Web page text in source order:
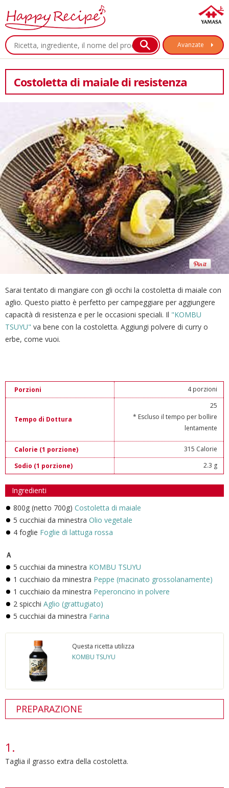
Avanzate
Costoletta di maiale di resistenza
Sarai tentato di mangiare con gli occhi la costoletta di maiale con
aglio. Questo piatto è perfetto per campeggiare per aggiungere
capacità di resistenza e per le occasioni speciali. Il "KOMBU
TSUYU" va bene con la costoletta. Aggiungi polvere di curry o
erbe, come vuoi.
Porzioni 4 porzioni
Tempo di Dottura
25
* Escluso il tempo per bollire
lentamente
Calorie (1 porzione)
315 Calorie
Sodio (1 porzione)
2.3 g
Ingredienti
800g (netto 700g) Costoletta di maiale
5 cucchiai da minestra Olio vegetale
4 foglie Foglie di lattuga rossa
Ａ
5 cucchiai da minestra KOMBU TSUYU
1 cucchiaio da minestra Peppe (macinato grossolanamente)
1 cucchiaio da minestra Peperoncino in polvere
2 spicchi Aglio (grattugiato)
5 cucchiai da minestra Farina
Questa ricetta utilizza
KOMBU TSUYU
PREPARAZIONE
Taglia il grasso extra della costoletta.